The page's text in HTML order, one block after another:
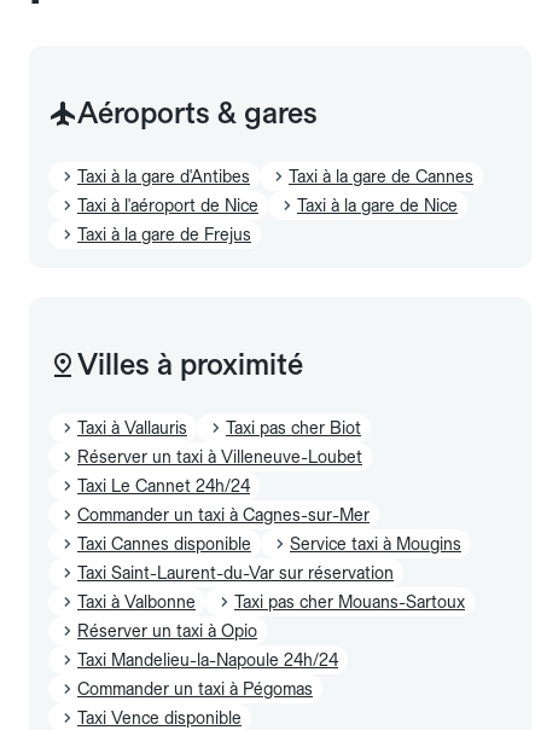
Aéroports & gares
Taxi à la gare d'Antibes
Taxi à la gare de Cannes
Taxi à l'aéroport de Nice
Taxi à la gare de Nice
Taxi à la gare de Frejus
Villes à proximité
Taxi à Vallauris
Taxi pas cher Biot
Réserver un taxi à Villeneuve-Loubet
Taxi Le Cannet 24h/24
Commander un taxi à Cagnes-sur-Mer
Taxi Cannes disponible
Service taxi à Mougins
Taxi Saint-Laurent-du-Var sur réservation
Taxi à Valbonne
Taxi pas cher Mouans-Sartoux
Réserver un taxi à Opio
Taxi Mandelieu-la-Napoule 24h/24
Commander un taxi à Pégomas
Taxi Vence disponible